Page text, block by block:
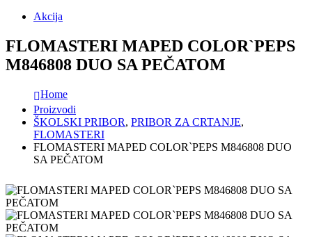
Akcija
FLOMASTERI MAPED COLOR`PEPS
M846808 DUO SA PEČATOM
Home
Proizvodi
ŠKOLSKI PRIBOR, PRIBOR ZA CRTANJE,
FLOMASTERI
FLOMASTERI MAPED COLOR`PEPS M846808 DUO
SA PEČATOM